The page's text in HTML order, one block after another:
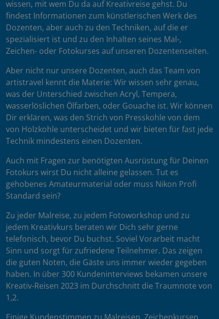
wissen, mit wem Du da auf Kreativreise gehst. Du
findest Informationen zum künstlerischen Werk des
Dozenten, aber auch zu den Techniken, auf die er
spezialisiert ist und zu den Inhalten seines Mal-,
Zeichen- oder Fotokurses auf unseren Dozentenseiten.
Aber nicht nur unsere Dozenten, auch das Team von
artistravel kennt die Materie: Wir wissen sehr genau,
was der Unterschied zwischen Acryl, Tempera,
wasserlöslichen Ölfarben, oder Gouache ist. Wir können
Dir erklären, was den Strich von Presskohle von dem
von Holzkohle unterscheidet und wir bieten für fast jede
Technik mindestens einen Dozenten.
Auch mit Fragen zur benötigten Ausrüstung für Deinen
Fotokurs wirst Du nicht alleine gelassen. Tut es
gehobenes Amateurmaterial oder muss Nikon Profi
Standard sein?
Zu jeder Malreise, zu jedem Fotoworkshop und zu
jedem Kreativkurs beraten wir Dich sehr gerne
telefonisch, bevor Du buchst. Soviel Vorarbeit macht
Sinn und sorgt für zufriedene Teilnehmer. Das zeigen
die guten Noten, die Gäste uns immer wieder gegeben
haben. In über 300 Kundeninterviews bekamen unsere
Kreativ-Reisen 2023 im Durchschnitt die Traumnote von
1,2.